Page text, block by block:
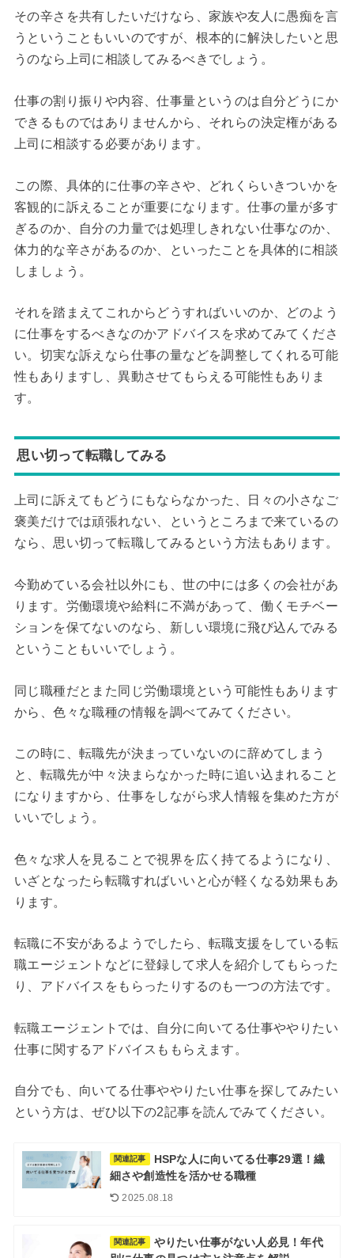
その辛さを共有したいだけなら、家族や友人に愚痴を言
うということもいいのですが、根本的に解決したいと思
うのなら上司に相談してみるべきでしょう。
仕事の割り振りや内容、仕事量というのは自分どうにか
できるものではありませんから、それらの決定権がある
上司に相談する必要があります。
この際、具体的に仕事の辛さや、どれくらいきついかを
客観的に訴えることが重要になります。仕事の量が多す
ぎるのか、自分の力量では処理しきれない仕事なのか、
体力的な辛さがあるのか、といったことを具体的に相談
しましょう。
それを踏まえてこれからどうすればいいのか、どのよう
に仕事をするべきなのかアドバイスを求めてみてくださ
い。切実な訴えなら仕事の量などを調整してくれる可能
性もありますし、異動させてもらえる可能性もありま
す。
思い切って転職してみる
上司に訴えてもどうにもならなかった、日々の小さなご
褒美だけでは頑張れない、というところまで来ているの
なら、思い切って転職してみるという方法もあります。
今勤めている会社以外にも、世の中には多くの会社があ
ります。労働環境や給料に不満があって、働くモチベー
ションを保てないのなら、新しい環境に飛び込んでみる
ということもいいでしょう。
同じ職種だとまた同じ労働環境という可能性もあります
から、色々な職種の情報を調べてみてください。
この時に、転職先が決まっていないのに辞めてしまう
と、転職先が中々決まらなかった時に追い込まれること
になりますから、仕事をしながら求人情報を集めた方が
いいでしょう。
色々な求人を見ることで視界を広く持てるようになり、
いざとなったら転職すればいいと心が軽くなる効果もあ
ります。
転職に不安があるようでしたら、転職支援をしている転
職エージェントなどに登録して求人を紹介してもらった
り、アドバイスをもらったりするのも一つの方法です。
転職エージェントでは、自分に向いてる仕事ややりたい
仕事に関するアドバイスももらえます。
自分でも、向いてる仕事ややりたい仕事を探してみたい
という方は、ぜひ以下の2記事を読んでみてください。
関連記事
HSPな人に向いてる仕事29選！繊
細さや創造性を活かせる職種
2025.08.18
関連記事
やりたい仕事がない人必見！年代